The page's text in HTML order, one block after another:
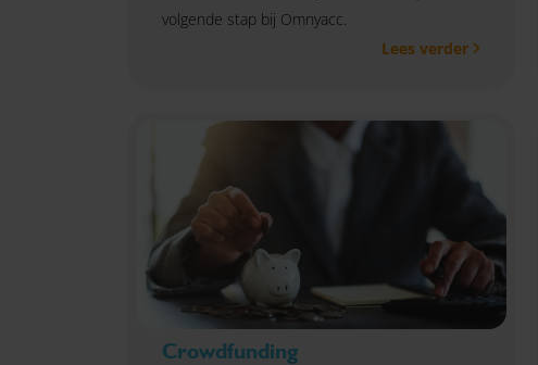
volgende stap bij Omnyacc.
Lees verder
Crowdfunding